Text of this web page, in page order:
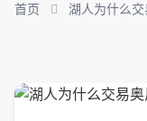
首页 湖人为什么